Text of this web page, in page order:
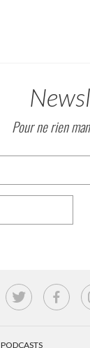
Pour ne rien
PODCASTS